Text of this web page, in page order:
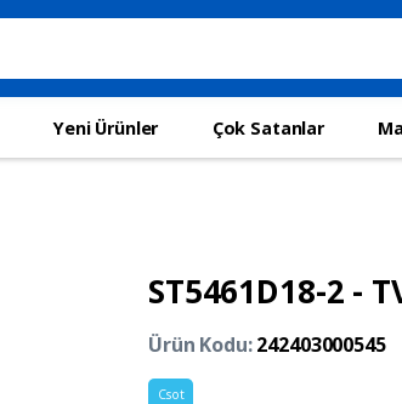
Yeni Ürünler Çok Satanlar
ST5461D18-2 -
Ürün Kodu:242403000545
Csot